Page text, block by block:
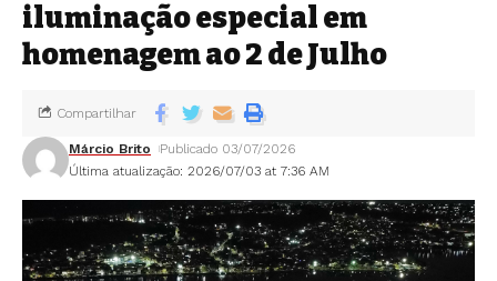
iluminação especial em
homenagem ao 2 de Julho
Última atualização: 2026/07/03 at 7:36 AM
Márcio Brito Publicado 03/07/2026
Compartilhar